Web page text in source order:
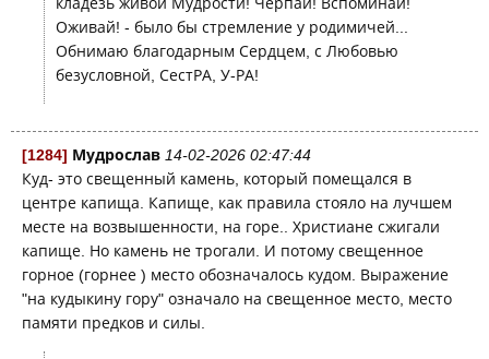
кладезь живой Мудрости! Черпай! Вспоминай!
Оживай! - было бы стремление у родимичей...
Обнимаю благодарным Сердцем, с Любовью
безусловной, СестРА, У-РА!
[1284] Мудрослав 14-02-2026 02:47:44
Куд- это свещенный камень, который помещался в
центре капища. Капище, как правила стояло на лучшем
месте на возвышенности, на горе.. Христиане сжигали
капище. Но камень не трогали. И потому свещенное
горное (горнее ) место обозначалось кудом. Выражение
"на кудыкину гору" означало на свещенное место, место
памяти предков и силы.